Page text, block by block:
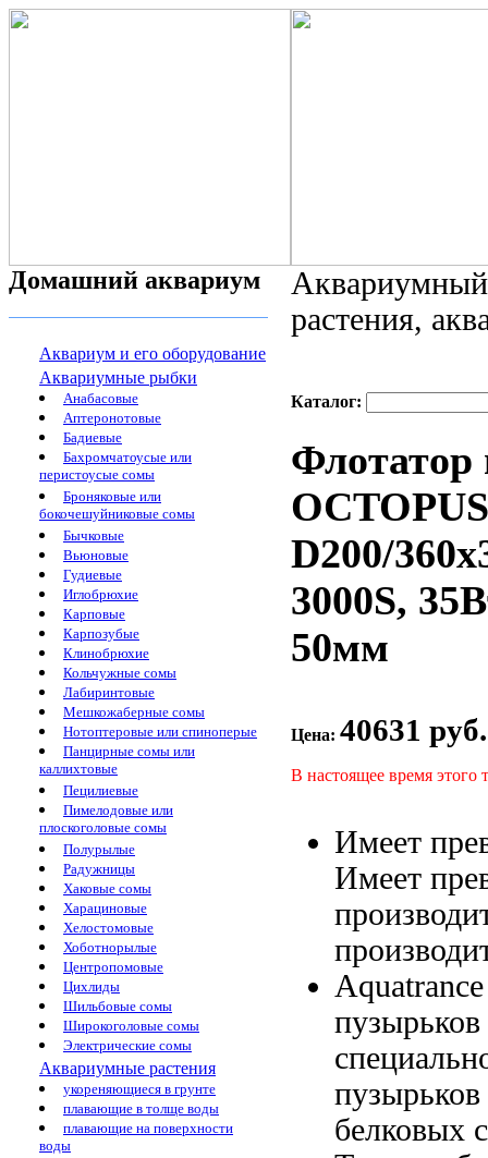
Домашний аквариум
Аквариум и его оборудование
Аквариумные рыбки
Анабасовые
Аптеронотовые
Бадиевые
Бахромчатоусые или
перистоусые сомы
Броняковые или
бокочешуйниковые сомы
Бычковые
Вьюновые
Гудиевые
Иглобрюхие
Карповые
Карпозубые
Клинобрюхие
Кольчужные сомы
Лабиринтовые
Мешкожаберные сомы
Нотоптеровые или спиноперые
Панцирные сомы или
каллихтовые
Пецилиевые
Пимелодовые или
плоскоголовые сомы
Полурылые
Радужницы
Хаковые сомы
Харациновые
Хелостомовые
Хоботнорылые
Центропомовые
Цихлиды
Шильбовые сомы
Широкоголовые сомы
Электрические сомы
Аквариумные растения
укореняющиеся в грунте
плавающие в толще воды
плавающие на поверхности
воды
растения,
Каталог:
Флотатор
D200/
3000S,
50мм
Цена: 40631 руб.
В настоящее время этого
Имеет
Имеет
белковых